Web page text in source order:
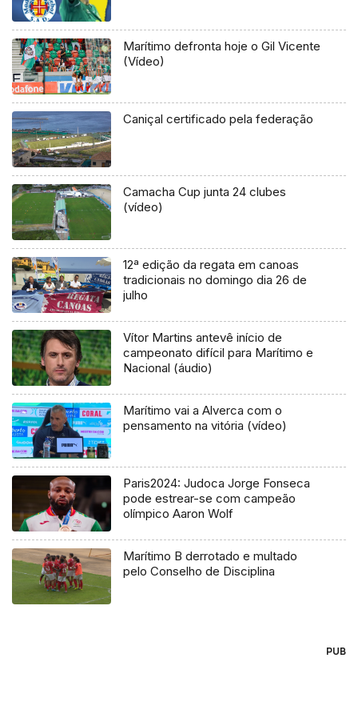
Marítimo defronta hoje o Gil Vicente
(Vídeo)
Caniçal certificado pela federação
Camacha Cup junta 24 clubes
(vídeo)
12ª edição da regata em canoas
tradicionais no domingo dia 26 de
julho
Vítor Martins antevê início de
campeonato difícil para Marítimo e
Nacional (áudio)
Marítimo vai a Alverca com o
pensamento na vitória (vídeo)
Paris2024: Judoca Jorge Fonseca
pode estrear-se com campeão
olímpico Aaron Wolf
Marítimo B derrotado e multado
pelo Conselho de Disciplina
PUB